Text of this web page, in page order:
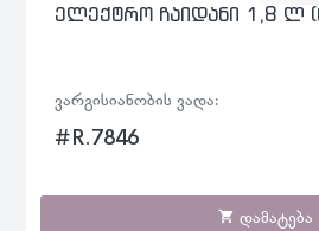
ელექტრო ჩაიდანი 1,8 ლ
ვარგისიანობის ვადა:
#R.7846
დამატება